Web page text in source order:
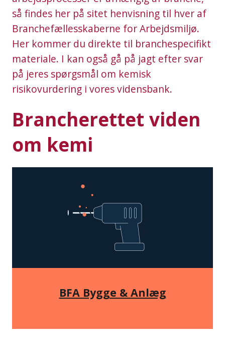
så findes her på sitet henvisning til hver af
Branchefællesskaberne for Arbejdsmiljø.
Her kommer du direkte til branchespecifikt
materiale. I kan også gå på jagt efter svar
på jeres spørgsmål om kemisk
risikovurdering i vores vidensbank.
Brancherettet viden
om kemi
BFA Bygge & Anlæg